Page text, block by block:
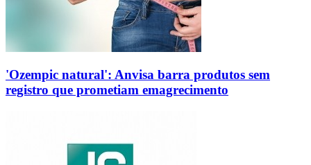
'Ozempic natural': Anvisa barra produtos sem
registro que prometiam emagrecimento